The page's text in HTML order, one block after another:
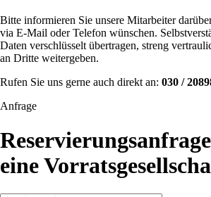
Bitte informieren Sie unsere Mitarbeiter
via E-Mail oder Telefon wünschen.
Daten verschlüsselt übertragen, streng
an Dritte weitergeben.
Rufen Sie uns gerne auch direkt an: 030 /
Anfrage
eine